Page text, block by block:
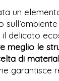
un
delicato
meglio le
di
garantisce